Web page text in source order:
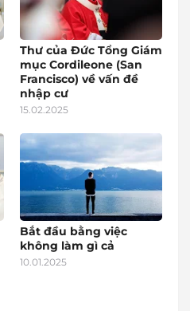
Thư của Đức Tổng Giám
mục Cordileone (San
Francisco) về vấn đề
nhập cư
15.02.2025
Bắt đầu bằng việc
không làm gì cả
10.01.2025